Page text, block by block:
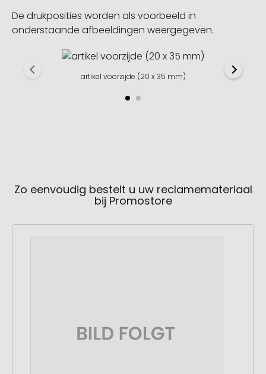
De drukposities worden als voorbeeld in
onderstaande afbeeldingen weergegeven.
artikel voorzijde (20 x 35 mm)
Zo eenvoudig bestelt u uw reclamemateriaal
bij Promostore